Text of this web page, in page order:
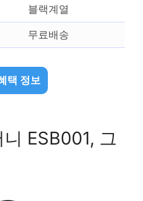
블랙계열
무료배송
택 정보
ESB001, 그